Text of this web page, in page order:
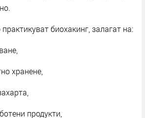
биохакинг, залагат на:
хранене,
продукти,